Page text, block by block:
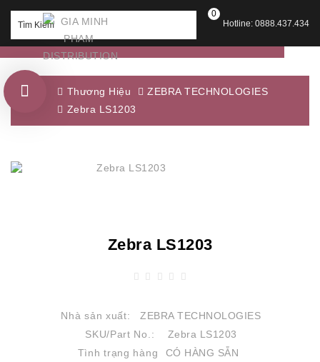
Hotline: 0888.437.434
0
Thương Hiệu
ZEBRA TECHNOLOGIES
Zebra LS1203
Zebra LS1203
Nhà sản xuất:
ZEBRA TECHNOLOGIES
SKU/Part No.:
Zebra LS1203
Tình trạng hàng
CÓ HÀNG SẴN